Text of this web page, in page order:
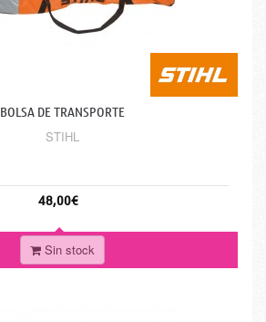
BOLSA DE TRANSPORTE
STIHL
48,00€
Sin stock